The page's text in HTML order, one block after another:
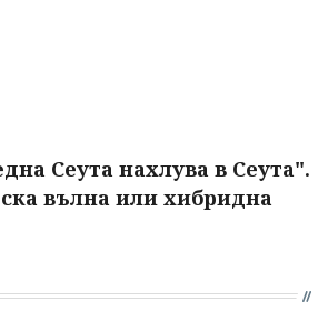
Сеута нахлува в Сеута".
вълна или хибридна